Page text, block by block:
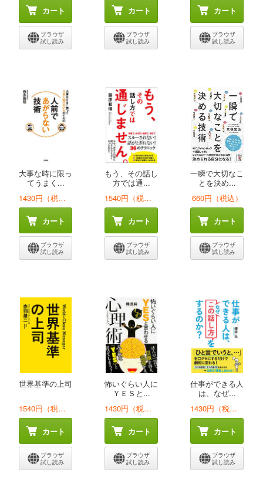
カート
ブラウザ
試し読み
カート
ブラウザ
試し読み
カート
ブラウザ
試し読み
大事な時に限っ
てうまく...
1430円（税込）
カート
ブラウザ
試し読み
もう、その話し
方では通...
1540円（税込）
カート
ブラウザ
試し読み
一瞬で大切なこ
とを決め...
660円（税込）
カート
ブラウザ
試し読み
世界基準の上司
1540円（税込）
カート
ブラウザ
試し読み
怖いぐらい人に
ＹＥＳと...
1430円（税込）
カート
ブラウザ
試し読み
仕事ができる人
は、なぜ...
1430円（税込）
カート
ブラウザ
試し読み